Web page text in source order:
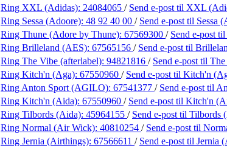
Ring XXL (Adidas): 24084065 / Send e-post til XXL
Ring Sessa (Adoore): 48 92 40 00 / Send e-post til Sessa
Ring Thune (Adore by Thune): 67569300 / Send e-post til
Ring Brilleland (AES): 67565156 / Send e-post til
Ring The Vibe (afterlabel): 94821816 / Send e-post til The
Ring Kitch'n (Aga): 67550960 / Send e-post til Kitch'n
Ring Anton Sport (AGILO): 67541377 / Send e-post til
Ring Kitch'n (Aida): 67550960 / Send e-post til Kitch'n
Ring Tilbords (Aida): 45964155 / Send e-post til Tilbords
Ring Normal (Air Wick): 40810254 / Send e-post til
Ring Jernia (Airthings): 67566611 / Send e-post til Jernia